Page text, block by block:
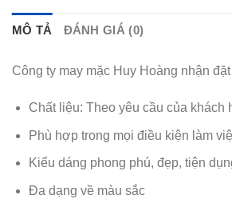
MÔ TẢ ĐÁNH GIÁ (0)
Công ty may mặc Huy Hoàng nhận
Chất liệu: Theo yêu cầu của khách
Phù hợp trong mọi điều kiện làm
Kiểu dáng phong phú, đẹp, tiện
Đa dạng về màu sắc